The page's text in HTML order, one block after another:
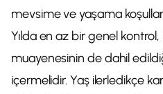
mevsime ve yaşama
Yılda en az bir genel kontrol,
muayenesinin de dahil
içermelidir. Yaş ilerledikçe